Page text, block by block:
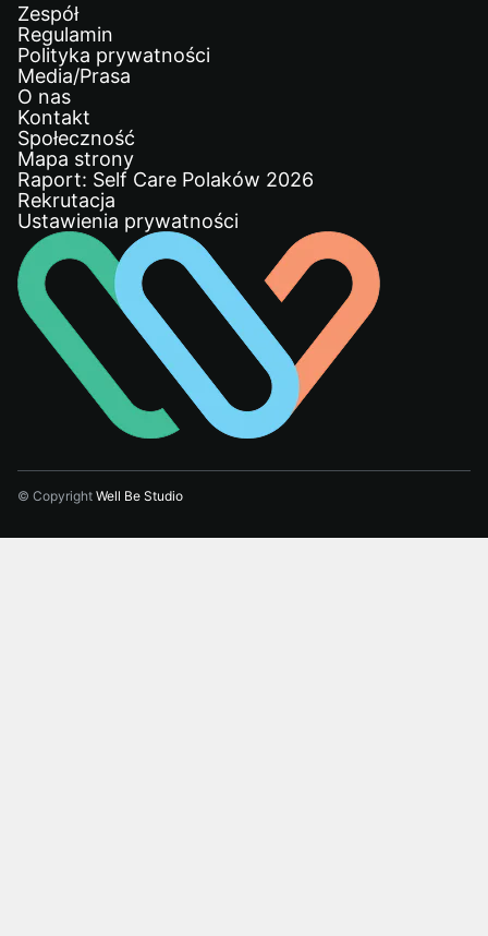
Zespół
Regulamin
Polityka prywatności
Media/Prasa
O nas
Kontakt
Społeczność
Mapa strony
Raport: Self Care Polaków 2026
Rekrutacja
Ustawienia prywatności
© Copyright Well Be Studio